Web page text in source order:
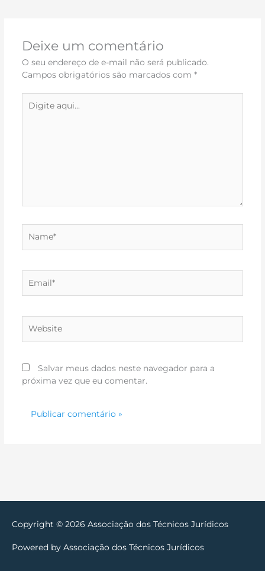
Deixe um comentário
O seu endereço de e-mail não será publicado.
Campos obrigatórios são marcados com *
aqui...
Salvar meus dados neste navegador para a
próxima vez que eu comentar.
Copyright © 2026 Associação dos Técnicos Jurídicos
Powered by Associação dos Técnicos Jurídicos